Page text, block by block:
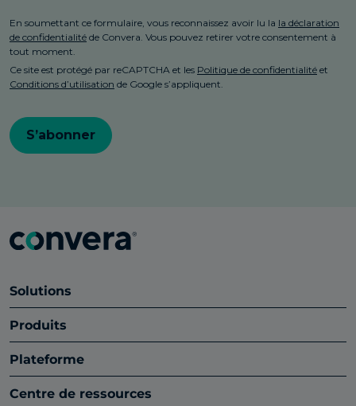
Solutions
Produits
Plateforme
Centre de ressources